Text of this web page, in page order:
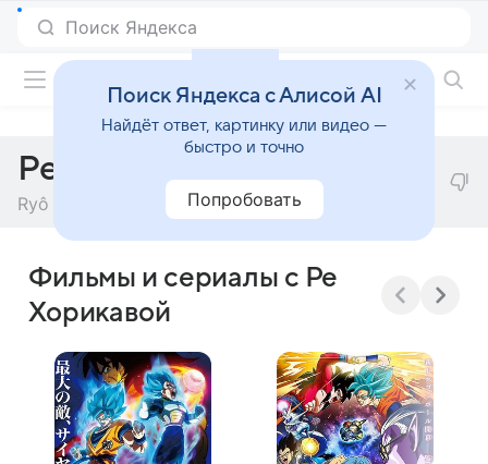
Ре Хорикава
Ryô Horikawa
Фильмы и сериалы с Ре
Хорикавой
Поиск Яндекса с Алисой AI
Найдёт ответ, картинку или видео —
быстро и точно
Попробовать